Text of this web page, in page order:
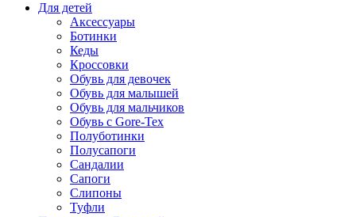
Для детей
Аксессуары
Ботинки
Кеды
Кроссовки
Обувь для девочек
Обувь для малышей
Обувь для мальчиков
Обувь с Gore-Tex
Полуботинки
Полусапоги
Сандалии
Сапоги
Слипоны
Туфли